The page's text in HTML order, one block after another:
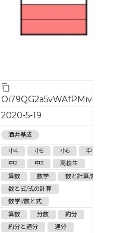
Oi79QG2a5vWAfPMivbuo
2020-5-19
酒井基成
小4 小5 小6
中1
中2
中3 高校生
算数 数学
数と計算/数
数と式/式の計算
数学Ⅰ/数と式
算数 分数
約分
約分と通分
通分